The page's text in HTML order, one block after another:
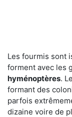
Les fourmis sont
forment avec les
hyménoptères.
formant des
parfois
dizaine voire de